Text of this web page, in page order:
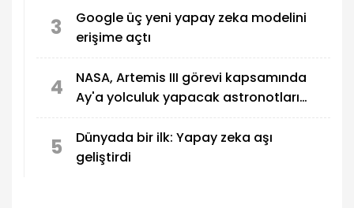
3
Google üç yeni yapay zeka modelini
erişime açtı
4
NASA, Artemis III görevi kapsamında
Ay'a yolculuk yapacak astronotları
5
Dünyada bir ilk: Yapay zeka aşı
geliştirdi